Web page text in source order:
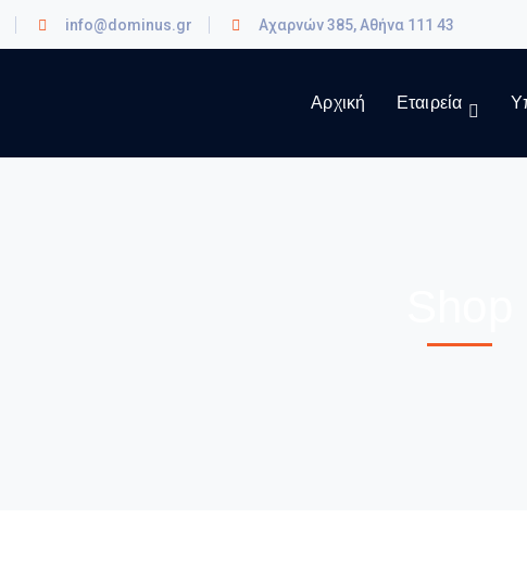
info@dominus.gr Αχαρνών 385, Αθήνα 111 43
Αρχική Εταιρεία